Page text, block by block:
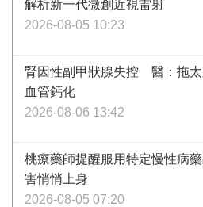
解析新一代微創近視雷射
2026-08-05 10:23
腎因性副甲狀腺失控 醫：拖
血管鈣化
2026-08-06 13:42
桃療藥師提醒服用特定慢性病
害悄悄上身
2026-08-05 07:20